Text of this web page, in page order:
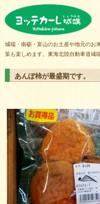
城端・南砺・富山のお土産や地元のお
策も楽しめます。東海北陸自動車道城
あんぽ柿が最盛期です。